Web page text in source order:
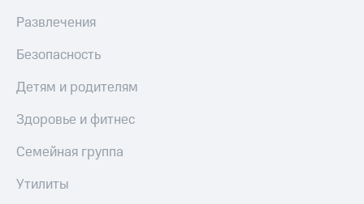
Развлечения
Безопасность
Детям и родителям
Здоровье и фитнес
Семейная группа
Утилиты